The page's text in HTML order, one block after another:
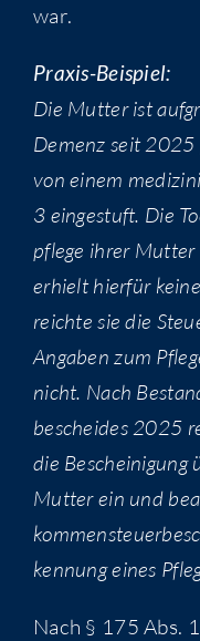
war.
Pra­xis-Bei­spiel:
Die Mut­ter ist
Demenz seit
von einem
3 ein­ge­stuft. Die
pfle­ge ihrer
erhielt hier­für
reich­te sie die
Anga­ben zum
nicht. Nach
be­schei­des 2025
die Beschei­ni­gung
Mut­ter ein und
ken­nung eines
Nach § 175 Abs.